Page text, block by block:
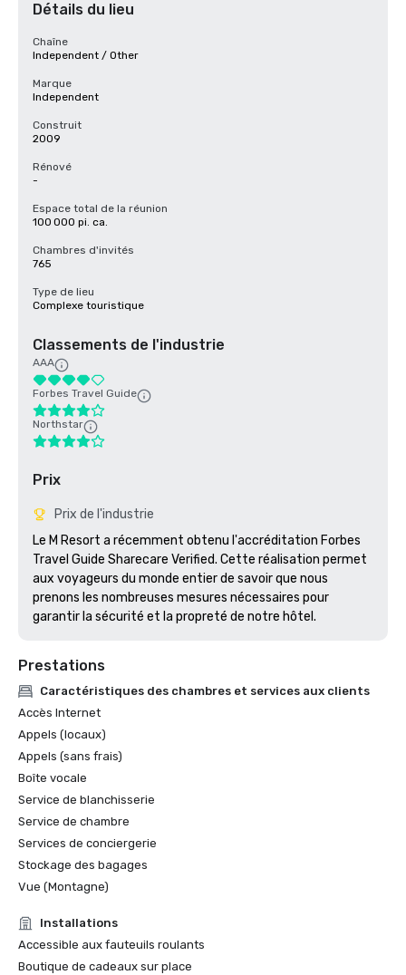
Détails du lieu
Chaîne
Independent / Other
Marque
Independent
Construit
2009
Rénové
-
Espace total de la réunion
100 000 pi. ca.
Chambres d'invités
765
Type de lieu
Complexe touristique
Classements de l'industrie
AAA
Forbes Travel Guide
Northstar
Prix
Prix de l'industrie
Le M Resort a récemment obtenu l'accréditation Forbes
Travel Guide Sharecare Verified. Cette réalisation permet
aux voyageurs du monde entier de savoir que nous
prenons les nombreuses mesures nécessaires pour
Prestations
Caractéristiques des chambres et services aux clients
Accès Internet
Appels (locaux)
Appels (sans frais)
Boîte vocale
Service de blanchisserie
Service de chambre
Services de conciergerie
Stockage des bagages
Vue (Montagne)
Installations
Accessible aux fauteuils roulants
Boutique de cadeaux sur place